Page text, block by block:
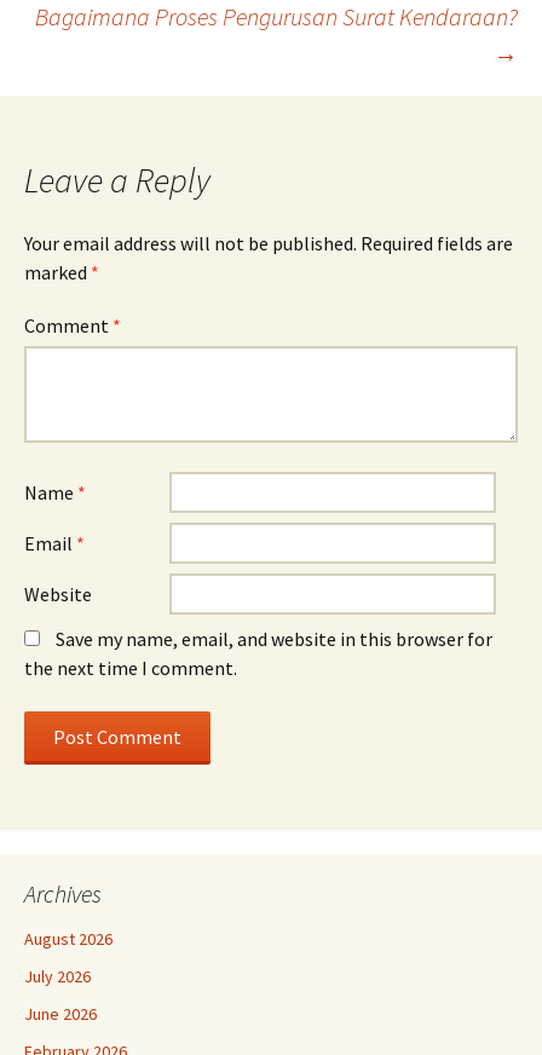
navigation
Bagaimana Proses Pengurusan Surat Kendaraan?
→
Leave a Reply
Your email address will not be published. Required fields are
marked *
Comment *
Name *
Email *
Website
Save my name, email, and website in this browser for
the next time I comment.
Archives
August 2026
July 2026
June 2026